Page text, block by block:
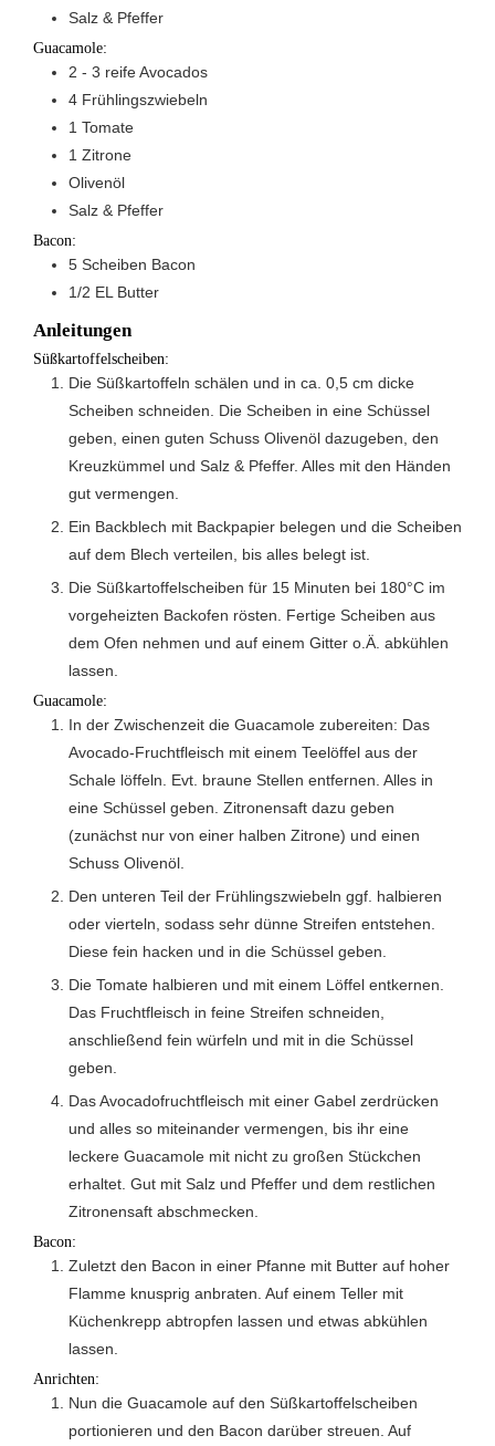
Salz & Pfeffer
Guacamole:
2 - 3 reifeAvocados
4 Frühlingszwiebeln
1 Tomate
1 Zitrone
Olivenöl
Salz & Pfeffer
Bacon:
5 Scheiben Bacon
1/2 EL Butter
Anleitungen
Süßkartoffelscheiben:
Die Süßkartoffeln schälen und in ca. 0,5 cm dicke
Scheiben schneiden. Die Scheiben in eine Schüssel
geben, einen guten Schuss Olivenöl dazugeben, den
Kreuzkümmel und Salz & Pfeffer. Alles mit den Händen
gut vermengen.
Ein Backblech mit Backpapier belegen und die Scheiben
auf dem Blech verteilen, bis alles belegt ist.
Die Süßkartoffelscheiben für 15 Minuten bei 180°C im
vorgeheizten Backofen rösten. Fertige Scheiben aus
dem Ofen nehmen und auf einem Gitter o.Ä. abkühlen
lassen.
Guacamole:
In der Zwischenzeit die Guacamole zubereiten: Das
Avocado-Fruchtfleisch mit einem Teelöffel aus der
Schale löffeln. Evt. braune Stellen entfernen. Alles in
eine Schüssel geben. Zitronensaft dazu geben
(zunächst nur von einer halben Zitrone) und einen
Schuss Olivenöl.
Den unteren Teil der Frühlingszwiebeln ggf. halbieren
oder vierteln, sodass sehr dünne Streifen entstehen.
Diese fein hacken und in die Schüssel geben.
Die Tomate halbieren und mit einem Löffel entkernen.
Das Fruchtfleisch in feine Streifen schneiden,
anschließend fein würfeln und mit in die Schüssel
geben.
Das Avocadofruchtfleisch mit einer Gabel zerdrücken
und alles so miteinander vermengen, bis ihr eine
leckere Guacamole mit nicht zu großen Stückchen
erhaltet. Gut mit Salz und Pfeffer und dem restlichen
Zitronensaft abschmecken.
Bacon:
Zuletzt den Bacon in einer Pfanne mit Butter auf hoher
Flamme knusprig anbraten. Auf einem Teller mit
Küchenkrepp abtropfen lassen und etwas abkühlen
lassen.
Anrichten:
Nun die Guacamole auf den Süßkartoffelscheiben
portionieren und den Bacon darüber streuen. Auf